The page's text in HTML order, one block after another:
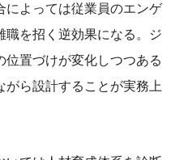
によっては従業員のエンゲ
職を招く逆効果になる。ジ
位置づけが変化しつつある
ら設計することが実務上